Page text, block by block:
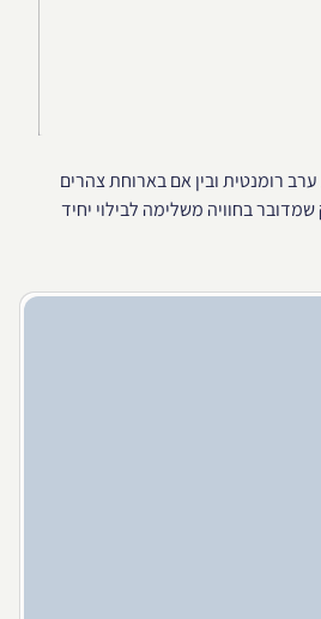
רומנטית ובין אם בארוחת צהרים
בחוויה משלימה לבילוי יחיד